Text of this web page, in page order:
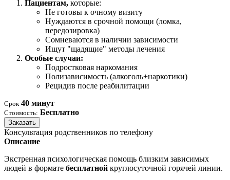
Пациентам, которые:
Не готовы к очному визиту
Нуждаются в срочной помощи (ломка,
передозировка)
Сомневаются в наличии зависимости
Ищут "щадящие" методы лечения
Особые случаи:
Подростковая наркомания
Полизависимость (алкоголь+наркотики)
Рецидив после реабилитации
Срок 40 минут
Стоимость: Бесплатно
Заказать
Консультация родственников по телефону
Описание
Экстренная психологическая помощь близким зависимых
людей в формате бесплатной круглосуточной горячей линии.